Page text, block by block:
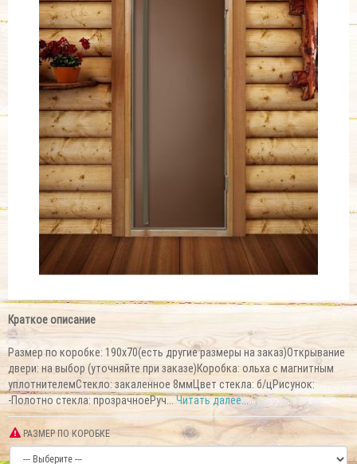
Краткое описание
Размер по коробке: 190x70(есть другие размеры на заказ)Открывание
двери: на выбор (уточняйте при заказе)Коробка: ольха с магнитным
уплотнителемСтекло: закаленное 8ммЦвет стекла: б/цРисунок:
-Полотно стекла: прозрачноеРуч...Читать далее...
РАЗМЕР ПО КОРОБКЕ